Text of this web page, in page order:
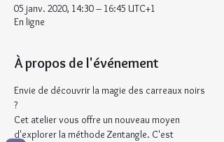
05 janv. 2020, 14:30 – 16:45 UTC+1
En ligne
À propos de l'événement
​Envie de découvrir la magie des carreaux noirs
?
Cet atelier vous offre un nouveau moyen
d'explorer la méthode Zentangle. C'est